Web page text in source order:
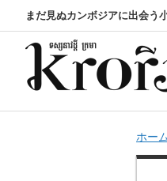
まだ見ぬカンボジアに出会う
ホー